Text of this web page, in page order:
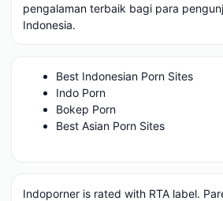
pengalaman terbaik bagi para
Indonesia.
Best Indonesian Porn Sites
Indo Porn
Bokep Porn
Best Asian Porn Sites
Indoporner is rated with RTA label.